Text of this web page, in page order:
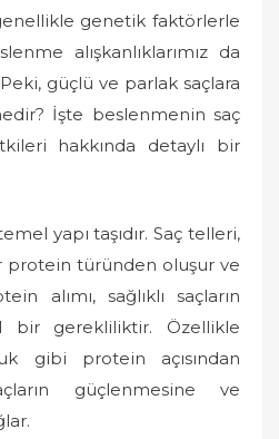
genellikle genetik faktörlerle
alışkanlıklarımız da
güçlü ve parlak saçlara
İşte beslenmenin saç
hakkında detaylı bir
yapı taşıdır. Saç telleri,
protein türünden oluşur ve
alımı, sağlıklı saçların
bir gerekliliktir. Özellikle
gibi protein açısından
güçlenmesine ve